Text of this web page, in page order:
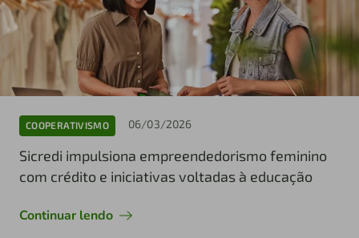
COOPERATIVISMO 06/03/2026
Sicredi impulsiona empreendedorismo feminino
com crédito e iniciativas voltadas à educação
Continuar lendo